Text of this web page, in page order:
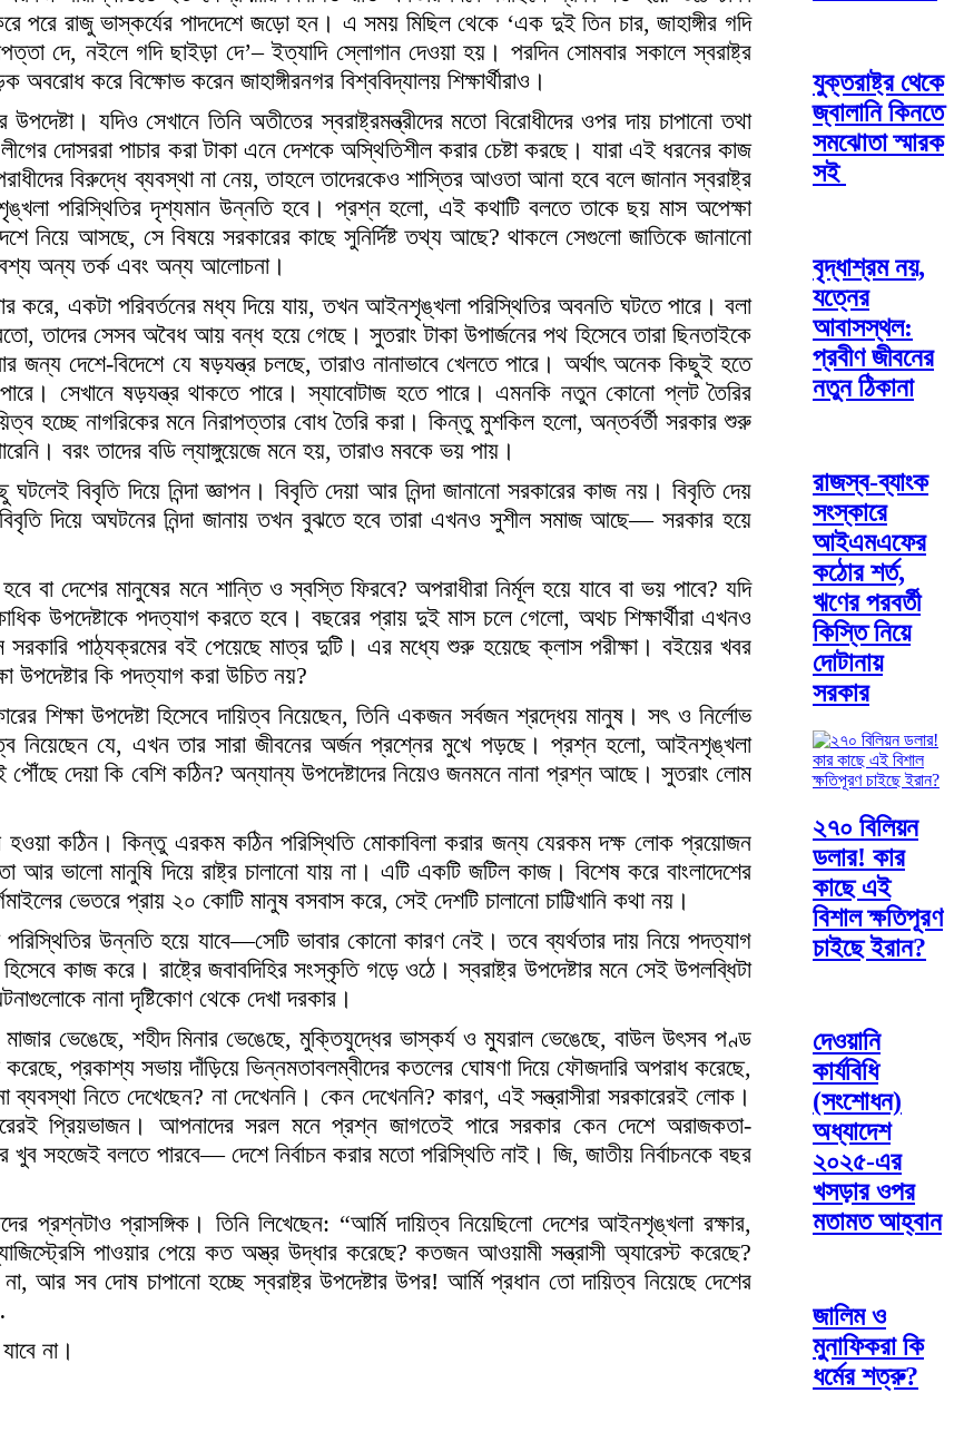
করে পরে রাজু ভাস্কর্যের পাদদেশে জড়ো হন। এ সময় মিছিল থেকে ‘এক দুই তিন চার, জাহাঙ্গীর গদি
দে, নইলে গদি ছাইড়া দে’– ইত্যাদি স্লোগান দেওয়া হয়। পরদিন সোমবার সকালে স্বরাষ্ট্র
করে বিক্ষোভ করেন জাহাঙ্গীরনগর বিশ্ববিদ্যালয় শিক্ষার্থীরাও।
যদিও সেখানে তিনি অতীতের স্বরাষ্ট্রমন্ত্রীদের মতো বিরোধীদের ওপর দায় চাপানো তথা
দোসররা পাচার করা টাকা এনে দেশকে অস্থিতিশীল করার চেষ্টা করছে। যারা এই ধরনের কাজ
বিরুদ্ধে ব্যবস্থা না নেয়, তাহলে তাদেরকেও শাস্তির আওতা আনা হবে বলে জানান স্বরাষ্ট্র
পরিস্থিতির দৃশ্যমান উন্নতি হবে। প্রশ্ন হলো, এই কথাটি বলতে তাকে ছয় মাস অপেক্ষা
নিয়ে আসছে, সে বিষয়ে সরকারের কাছে সুনির্দিষ্ট তথ্য আছে? থাকলে সেগুলো জাতিকে জানানো
অন্য তর্ক এবং অন্য আলোচনা।
করে, একটা পরিবর্তনের মধ্য দিয়ে যায়, তখন আইনশৃঙ্খলা পরিস্থিতির অবনতি ঘটতে পারে। বলা
তাদের সেসব অবৈধ আয় বন্ধ হয়ে গেছে। সুতরাং টাকা উপার্জনের পথ হিসেবে তারা ছিনতাইকে
জন্য দেশে-বিদেশে যে ষড়যন্ত্র চলছে, তারাও নানাভাবে খেলতে পারে। অর্থাৎ অনেক কিছুই হতে
সেখানে ষড়যন্ত্র থাকতে পারে। স্যাবোটাজ হতে পারে। এমনকি নতুন কোনো প্লট তৈরির
হচ্ছে নাগরিকের মনে নিরাপত্তার বোধ তৈরি করা। কিন্তু মুশকিল হলো, অন্তর্বর্তী সরকার শুরু
বরং তাদের বডি ল্যাঙ্গুয়েজে মনে হয়, তারাও মবকে ভয় পায়।
বিবৃতি দিয়ে নিন্দা জ্ঞাপন। বিবৃতি দেয়া আর নিন্দা জানানো সরকারের কাজ নয়। বিবৃতি দেয়
দিয়ে অঘটনের নিন্দা জানায় তখন বুঝতে হবে তারা এখনও সুশীল সমাজ আছে— সরকার হয়ে
বা দেশের মানুষের মনে শান্তি ও স্বস্তি ফিরবে? অপরাধীরা নির্মূল হয়ে যাবে বা ভয় পাবে? যদি
উপদেষ্টাকে পদত্যাগ করতে হবে। বছরের প্রায় দুই মাস চলে গেলো, অথচ শিক্ষার্থীরা এখনও
পাঠ্যক্রমের বই পেয়েছে মাত্র দুটি। এর মধ্যে শুরু হয়েছে ক্লাস পরীক্ষা। বইয়ের খবর
উপদেষ্টার কি পদত্যাগ করা উচিত নয়?
উপদেষ্টা হিসেবে দায়িত্ব নিয়েছেন, তিনি একজন সর্বজন শ্রদ্ধেয় মানুষ। সৎ ও নির্লোভ
নিয়েছেন যে, এখন তার সারা জীবনের অর্জন প্রশ্নের মুখে পড়ছে। প্রশ্ন হলো, আইনশৃঙ্খলা
পৌঁছে দেয়া কি বেশি কঠিন? অন্যান্য উপদেষ্টাদের নিয়েও জনমনে নানা প্রশ্ন আছে। সুতরাং লোম
হওয়া কঠিন। কিন্তু এরকম কঠিন পরিস্থিতি মোকাবিলা করার জন্য যেরকম দক্ষ লোক প্রয়োজন
ভালো মানুষি দিয়ে রাষ্ট্র চালানো যায় না। এটি একটি জটিল কাজ। বিশেষ করে বাংলাদেশের
ভেতরে প্রায় ২০ কোটি মানুষ বসবাস করে, সেই দেশটি চালানো চাট্টিখানি কথা নয়।
উন্নতি হয়ে যাবে—সেটি ভাবার কোনো কারণ নেই। তবে ব্যর্থতার দায় নিয়ে পদত্যাগ
কাজ করে। রাষ্ট্রে জবাবদিহির সংস্কৃতি গড়ে ওঠে। স্বরাষ্ট্র উপদেষ্টার মনে সেই উপলব্ধিটা
নানা দৃষ্টিকোণ থেকে দেখা দরকার।
ভেঙেছে, শহীদ মিনার ভেঙেছে, মুক্তিযুদ্ধের ভাস্কর্য ও ম্যুরাল ভেঙেছে, বাউল উৎসব পণ্ড
প্রকাশ্য সভায় দাঁড়িয়ে ভিন্নমতাবলম্বীদের কতলের ঘোষণা দিয়ে ফৌজদারি অপরাধ করেছে,
নিতে দেখেছেন? না দেখেননি। কেন দেখেননি? কারণ, এই সন্ত্রাসীরা সরকারেরই লোক।
প্রিয়ভাজন। আপনাদের সরল মনে প্রশ্ন জাগতেই পারে সরকার কেন দেশে অরাজকতা-
সহজেই বলতে পারবে— দেশে নির্বাচন করার মতো পরিস্থিতি নাই। জি, জাতীয় নির্বাচনকে বছর
প্রশ্নটাও প্রাসঙ্গিক। তিনি লিখেছেন: “আর্মি দায়িত্ব নিয়েছিলো দেশের আইনশৃঙ্খলা রক্ষার,
পাওয়ার পেয়ে কত অস্ত্র উদ্ধার করেছে? কতজন আওয়ামী সন্ত্রাসী অ্যারেস্ট করেছে?
আর সব দোষ চাপানো হচ্ছে স্বরাষ্ট্র উপদেষ্টার উপর! আর্মি প্রধান তো দায়িত্ব নিয়েছে দেশের
না।
যুক্তরাষ্ট্র থেকে
জ্বালানি কিনতে
সমঝোতা স্মারক
সই
বৃদ্ধাশ্রম নয়,
যত্নের
আবাসস্থল:
প্রবীণ জীবনের
নতুন ঠিকানা
রাজস্ব-ব্যাংক
সংস্কারে
আইএমএফের
কঠোর শর্ত,
ঋণের পরবর্তী
কিস্তি নিয়ে
দোটানায়
সরকার
২৭০ বিলিয়ন
ডলার! কার
কাছে এই
বিশাল ক্ষতিপূরণ
চাইছে ইরান?
দেওয়ানি
কার্যবিধি
(সংশোধন)
অধ্যাদেশ
২০২৫-এর
খসড়ার ওপর
মতামত আহ্বান
জালিম ও
মুনাফিকরা কি
ধর্মের শত্রু?